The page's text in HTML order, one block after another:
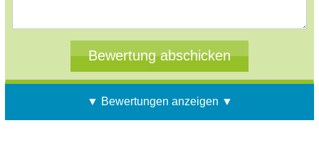
▼ Bewertungen anzeigen ▼